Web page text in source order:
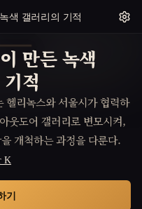
색 갤러리의 기적
만든 녹색
적
헬리녹스와 서울시가 협력하
웃도어 갤러리로 변모시켜,
개척하는 과정을 다룬다.
K
기